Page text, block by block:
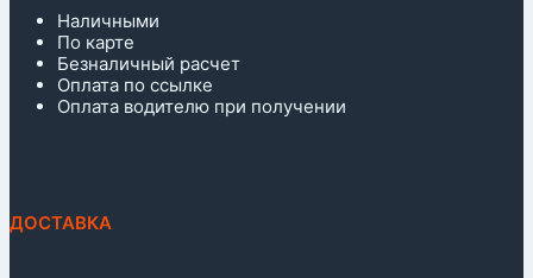
Наличными
По карте
Безналичный расчет
Оплата по ссылке
Оплата водителю при получении
ДОСТАВКА